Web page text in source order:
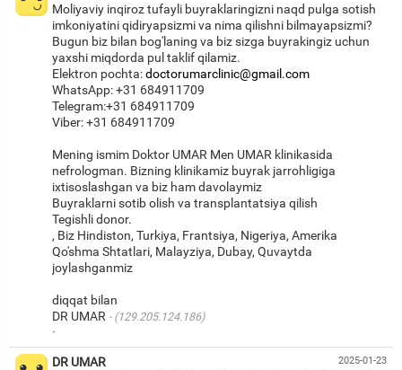
Moliyaviy inqiroz tufayli buyraklaringizni naqd pulga sotish
imkoniyatini qidiryapsizmi va nima qilishni bilmayapsizmi?
Bugun biz bilan bog'laning va biz sizga buyrakingiz uchun
yaxshi miqdorda pul taklif qilamiz.
Elektron pochta:doctorumarclinic@gmail.com
WhatsApp: +31 684911709
Telegram:+31 684911709
Viber: +31 684911709
Mening ismim Doktor UMAR Men UMAR klinikasida
nefrologman. Bizning klinikamiz buyrak jarrohligiga
ixtisoslashgan va biz ham davolaymiz
Buyraklarni sotib olish va transplantatsiya qilish
Tegishli donor.
, Biz Hindiston, Turkiya, Frantsiya, Nigeriya, Amerika
Qo'shma Shtatlari, Malayziya, Dubay, Quvaytda
joylashganmiz
diqqat bilan
DR UMAR
(129.205.124.186)
·
2025-01-23
DR UMAR